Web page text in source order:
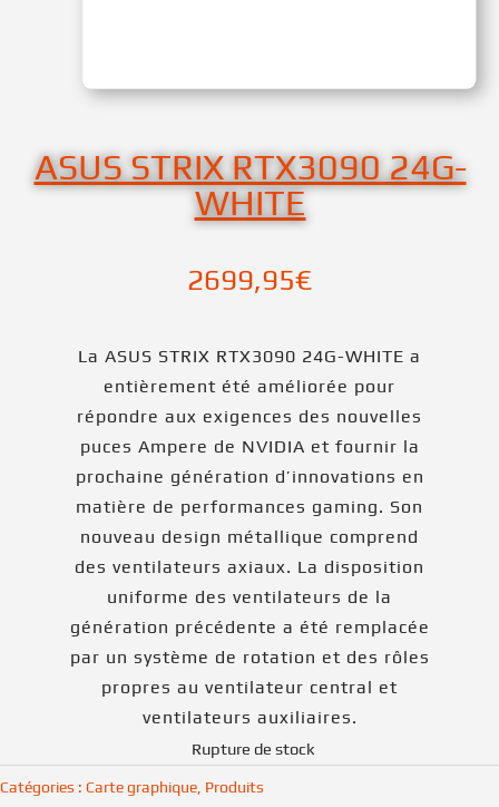
ASUS STRIX RTX3090 24G-
WHITE
2699,95€
La ASUS STRIX RTX3090 24G-WHITE a
entièrement été améliorée pour
répondre aux exigences des nouvelles
puces Ampere de NVIDIA et fournir la
prochaine génération d’innovations en
matière de performances gaming. Son
nouveau design métallique comprend
des ventilateurs axiaux. La disposition
uniforme des ventilateurs de la
génération précédente a été remplacée
par un système de rotation et des rôles
propres au ventilateur central et
ventilateurs auxiliaires.
Rupture de stock
Catégories : Carte graphique Produits